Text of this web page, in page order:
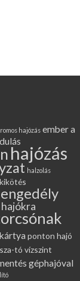
hajózás ember a
hajózás
halzolás
kikötés
ponton hajó
tó vízszint
géphajóval